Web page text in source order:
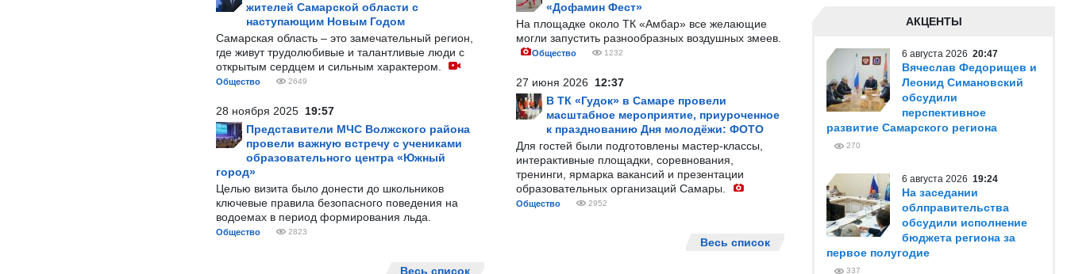
жителей Самарской области с
наступающим Новым Годом
Самарская область – это замечательный регион,
где живут трудолюбивые и талантливые люди с
открытым сердцем и сильным характером.
Общество 2649
28 ноября 2025 19:57
Представители МЧС Волжского района
провели важную встречу с учениками
образовательного центра «Южный
город»
Целью визита было донести до школьников
ключевые правила безопасного поведения на
водоемах в период формирования льда.
Общество 2823
Весь список
«Дофамин Фест»
На площадке около ТК «Амбар» все желающие
могли запустить разнообразных воздушных змеев.
Общество 1232
27 июня 2026 12:37
В ТК «Гудок» в Самаре провели
масштабное мероприятие, приуроченное
к празднованию Дня молодёжи: ФОТО
Для гостей были подготовлены мастер-классы,
интерактивные площадки, соревнования,
тренинги, ярмарка вакансий и презентации
образовательных организаций Самары.
Общество 2952
Весь список
АКЦЕНТЫ
6 августа 2026 20:47
Вячеслав Федорищев и
Леонид Симановский
обсудили
перспективное
развитие Самарского региона
270
6 августа 2026 19:24
На заседании
облправительства
обсудили исполнение
бюджета региона за
первое полугодие
337